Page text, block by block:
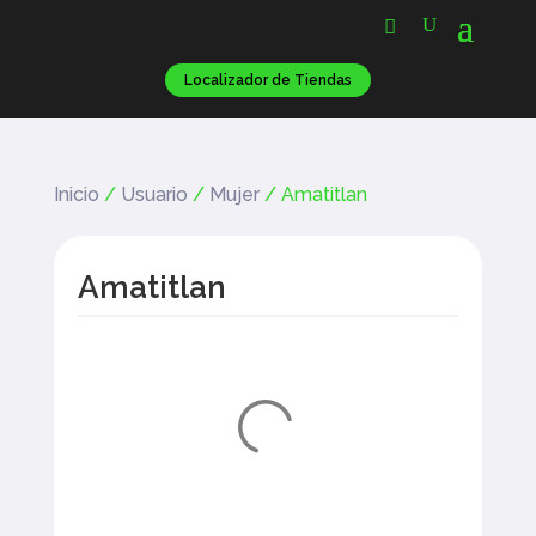
Localizador de Tiendas
Inicio / Usuario / Mujer/ Amatitlan
Amatitlan